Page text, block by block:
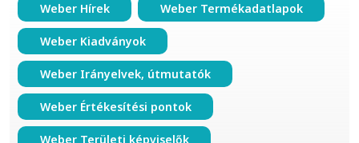
Weber Hírek Weber Termékadatlapok
Weber Kiadványok
Weber Irányelvek, útmutatók
Weber Értékesítési pontok
Weber Területi képviselők